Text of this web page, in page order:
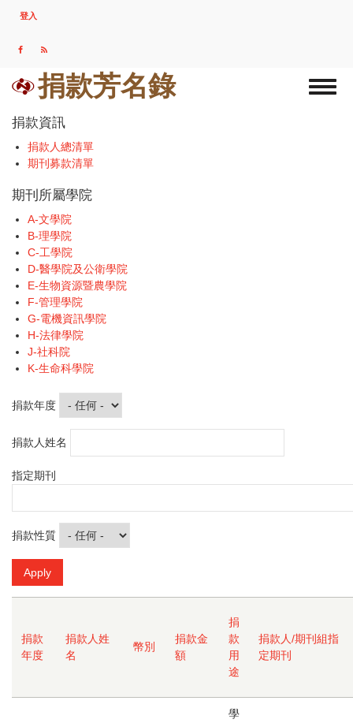
USER
MENU
登入
捐款芳名錄
捐款資訊
捐款人總清單
期刊募款清單
期刊所屬學院
A-文學院
B-理學院
C-工學院
D-醫學院及公衛學院
E-生物資源暨農學院
F-管理學院
G-電機資訊學院
H-法律學院
J-社科院
K-生命科學院
捐款年度
捐款人姓名
指定期刊
捐款性質
捐款
年度
捐款人姓
名
幣別
捐款金
額
捐
款
用
途
捐款人/期刊組指
定期刊
學